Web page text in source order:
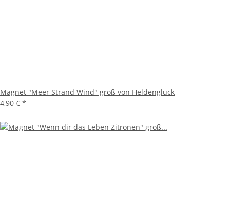
Magnet "Meer Strand Wind" groß von Heldenglück
4,90 € *